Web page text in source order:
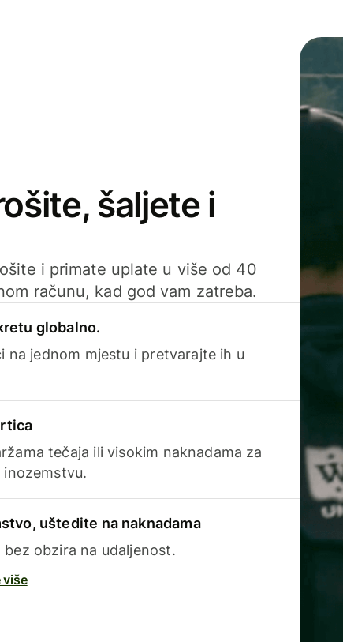
šaljete i
i primate uplate u više od 40
računu, kad god vam zatreba.
globalno.
na jednom mjestu i pretvarajte ih u
tečaja ili visokim naknadama za
uštedite na naknadama
obzira na udaljenost.
više